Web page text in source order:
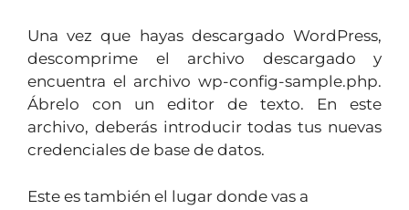
Una vez que hayas descargado WordPress,
descomprime el archivo descargado y
encuentra el archivo wp-config-sample.php.
Ábrelo con un editor de texto. En este
archivo, deberás introducir todas tus nuevas
credenciales de base de datos.
Este es también el lugar donde vas a